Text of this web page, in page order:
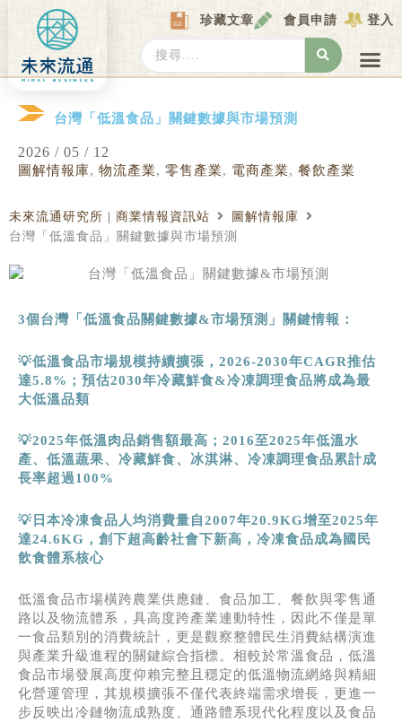
content
珍藏文章 會員申請 登入
Search
...
台灣「低溫食品」關鍵數據與市場預測
2026 / 05 / 12
圖解情報庫, 物流產業, 零售產業, 電商產業, 餐飲產業
未來流通研究所 | 商業情報資訊站
圖解情報庫
台灣「低溫食品」關鍵數據與市場預測
3個台灣「低溫食品關鍵數據&市場預測」關鍵情報：
💡低溫食品市場規模持續擴張， 2026-2030年CAGR推估
達5.8% ；預估2030年冷藏鮮食&冷凍調理食品將成為最
大低溫品類
💡2025年低溫肉品銷售額最高； 2016至2025年低溫水
產、低溫蔬果、冷藏鮮食、冰淇淋、冷凍調理食品累計成
長率超過100%
💡日本冷凍食品人均消費量自2007年20.9KG增至2025年
達24.6KG ，創下超高齡社會下新高，冷凍食品成為國民
飲食體系核心
低溫食品市場橫跨農業供應鏈、食品加工、餐飲與零售通
路以及物流體系，具高度跨產業連動特性，因此不僅是單
一食品類別的消費統計，更是觀察整體民生消費結構演進
與產業升級進程的關鍵綜合指標。相較於常溫食品，低溫
食品市場發展高度仰賴完整且穩定的低溫物流網絡與精細
化營運管理，其規模擴張不僅代表終端需求增長，更進一
步反映出冷鏈物流成熟度、通路體系現代化程度以及食品